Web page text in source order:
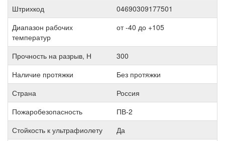
Штрихкод
04690309177501
Диапазон рабочих
температур
от -40 до +105
Прочность на разрыв, Н
300
Наличие протяжки
Без протяжки
Страна
Россия
Пожаробезопасность
ПВ-2
Стойкость к ультрафиолету
Да